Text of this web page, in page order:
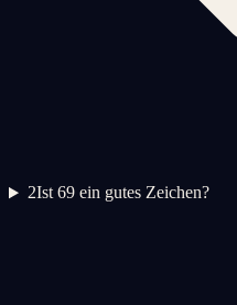
2Ist 69 ein gutes Zeichen?